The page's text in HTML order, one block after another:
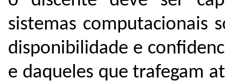
sistemas computacionais
disponibilidade e
e daqueles que trafegam